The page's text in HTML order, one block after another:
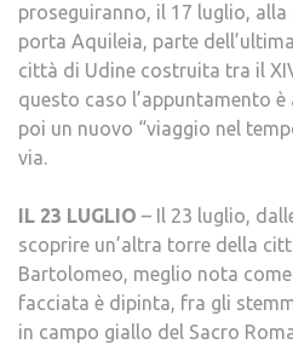
proseguiranno, il 17 luglio,
porta Aquileia, parte
città di Udine costruita tra il
questo caso l’appuntamento
poi un nuovo “viaggio nel
via.
IL 23 LUGLIO – Il 23 luglio,
scoprire un’altra torre della
Bartolomeo, meglio nota
facciata è dipinta, fra gli
in campo giallo del Sacro